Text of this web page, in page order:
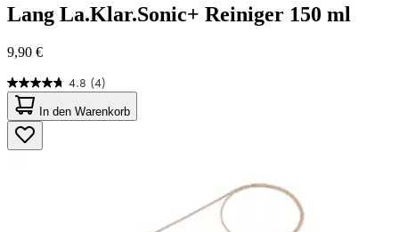
Lang La.Klar.Sonic+ Reiniger 150 ml
9,90 €
4.8 (4)
4.8
von
5
Sternen.
4
In den Warenkorb